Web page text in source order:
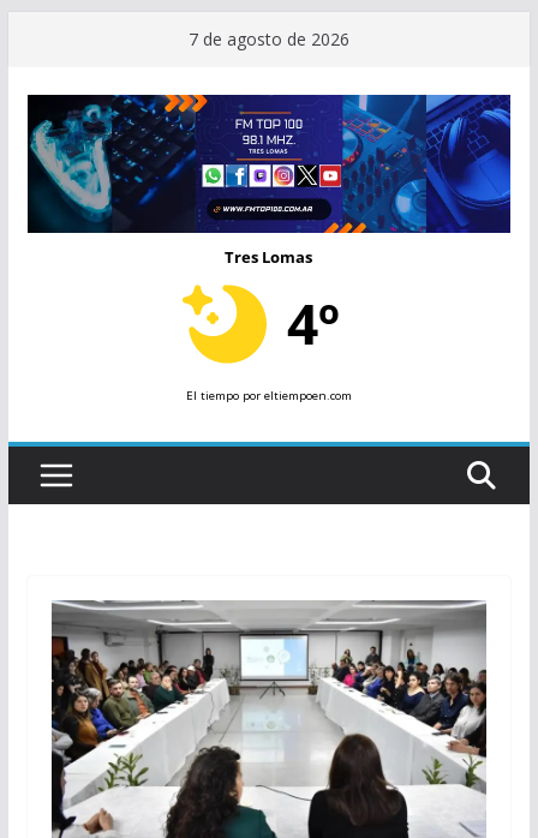
contenido
7 de agosto de 2026
Tres Lomas
4º
El tiempopor eltiempoen.com